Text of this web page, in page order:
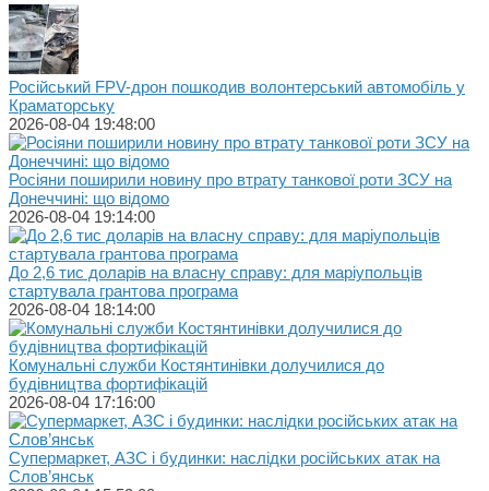
Російський FPV-дрон пошкодив волонтерський автомобіль у
Краматорську
2026-08-04 19:48:00
Росіяни поширили новину про втрату танкової роти ЗСУ на
Донеччині: що відомо
2026-08-04 19:14:00
До 2,6 тис доларів на власну справу: для маріупольців
стартувала грантова програма
2026-08-04 18:14:00
Комунальні служби Костянтинівки долучилися до
будівництва фортифікацій
2026-08-04 17:16:00
Супермаркет, АЗС і будинки: наслідки російських атак на
Слов’янськ